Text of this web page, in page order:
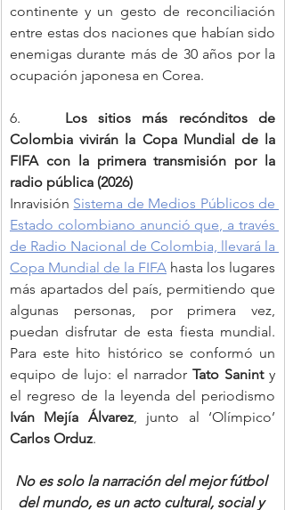
continente y un gesto de reconciliación
entre estas dos naciones que habían sido
enemigas durante más de 30 años por la
ocupación japonesa en Corea.
6. Los sitios más recónditos de
Colombia vivirán la Copa Mundial de la
FIFA con la primera transmisión por la
radio pública (2026)
Inravisión Sistema de Medios Públicos de
Estado colombiano anunció que, a través
de Radio Nacional de Colombia, llevará la
Copa Mundial de la FIFA hasta los lugares
más apartados del país, permitiendo que
algunas personas, por primera vez,
puedan disfrutar de esta fiesta mundial.
Para este hito histórico se conformó un
equipo de lujo: el narrador Tato Sanint y
Iván Mejía Álvarez
Carlos Orduz.
No es solo la narración del mejor fútbol
del mundo, es un acto cultural, social y